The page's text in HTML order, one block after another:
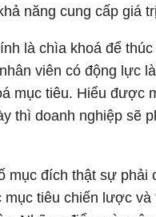
năng cung cấp giá
là chìa khoá để
viên có động lực
mục tiêu. Hiểu được
thì doanh nghiệp sẽ
mục đích thật sự phải
mục tiêu chiến lược và